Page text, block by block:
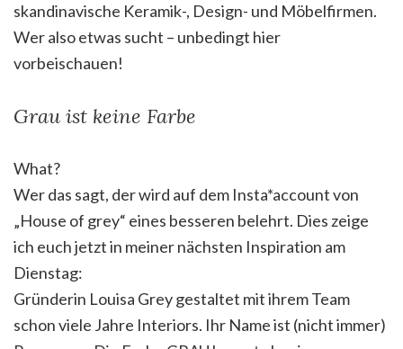
skandinavische Keramik-, Design- und Möbelfirmen.
Wer also etwas sucht – unbedingt hier
vorbeischauen!
Grau ist keine Farbe
What?
Wer das sagt, der wird auf dem Insta*account von
„House of grey“ eines besseren belehrt. Dies zeige
ich euch jetzt in meiner nächsten Inspiration am
Dienstag:
Gründerin Louisa Grey gestaltet mit ihrem Team
schon viele Jahre Interiors. Ihr Name ist (nicht immer)